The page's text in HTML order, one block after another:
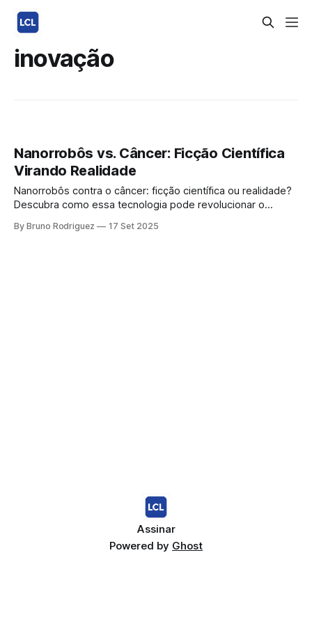
inovação
Nanorrobôs vs. Câncer: Ficção Científica
Virando Realidade
Nanorrobôs contra o câncer: ficção científica ou realidade?
Descubra como essa tecnologia pode revolucionar o
colaterais. A cena parece saída de um filme futurista:
By Bruno Rodriguez 17 Set 2025
Assinar
Powered by Ghost